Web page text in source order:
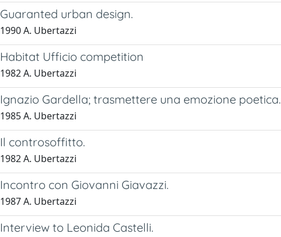
Guaranted urban design.
1990 A. Ubertazzi
Habitat Ufficio competition
1982 A. Ubertazzi
Ignazio Gardella; trasmettere una emozione poetica.
1985 A. Ubertazzi
Il controsoffitto.
1982 A. Ubertazzi
Incontro con Giovanni Giavazzi.
1987 A. Ubertazzi
Interview to Leonida Castelli.